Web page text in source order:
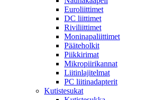
Euroliittimet
DC liittimet
Riviliittimet
Moninapaliittimet
Pääteholkit
Piikkirimat
Mikropiirikannat
Liitinlajitelmat
PC liitinadapterit
Kutistesukat